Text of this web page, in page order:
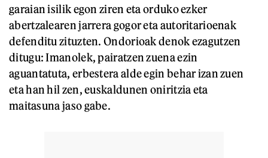
garaian isilik egon ziren eta orduko ezker
abertzalearen jarrera gogor eta autoritarioenak
defenditu zituzten. Ondorioak denok ezagutzen
ditugu: Imanolek, pairatzen zuena ezin
aguantatuta, erbestera alde egin behar izan zuen
eta han hil zen, euskaldunen oniritzia eta
maitasuna jaso gabe.